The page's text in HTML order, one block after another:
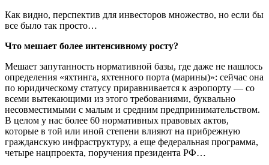
Как видно, перспектив для инвесторов множество, но если бы
все было так просто…
Что мешает более интенсивному росту?
Мешает запутанность нормативной базы, где даже не нашлось
определения «яхтинга, яхтенного порта (марины)»: сейчас она
по юридическому статусу приравнивается к аэропорту — со
всеми вытекающими из этого требованиями, буквально
несовместимыми с малым и средним предпринимательством.
В целом у нас более 60 нормативных правовых актов,
которые в той или иной степени влияют на прибрежную
гражданскую инфраструктуру, а еще федеральная программа,
четыре нацпроекта, поручения президента РФ…